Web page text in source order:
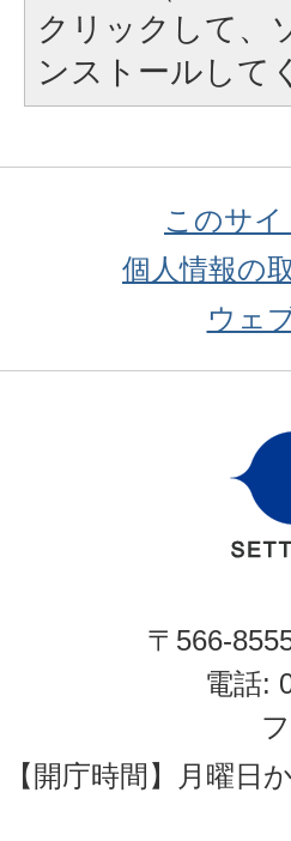
クリックして、
ンストールして
このサ
個人情報の
ウェ
〒566-
電話:
【開庁時間】月曜日